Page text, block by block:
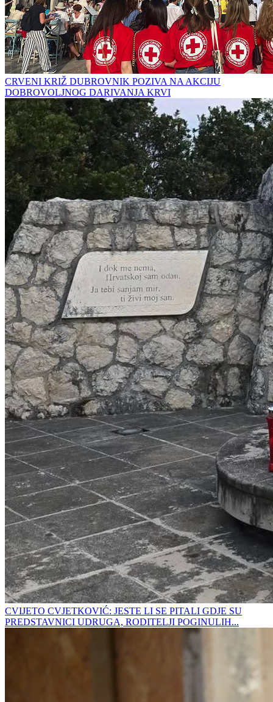
CRVENI KRIŽ DUBROVNIK POZIVA NA AKCIJU
DOBROVOLJNOG DARIVANJA KRVI
CVIJETO CVJETKOVIĆ: JESTE LI SE PITALI GDJE SU
PREDSTAVNICI UDRUGA, RODITELJI POGINULIH...